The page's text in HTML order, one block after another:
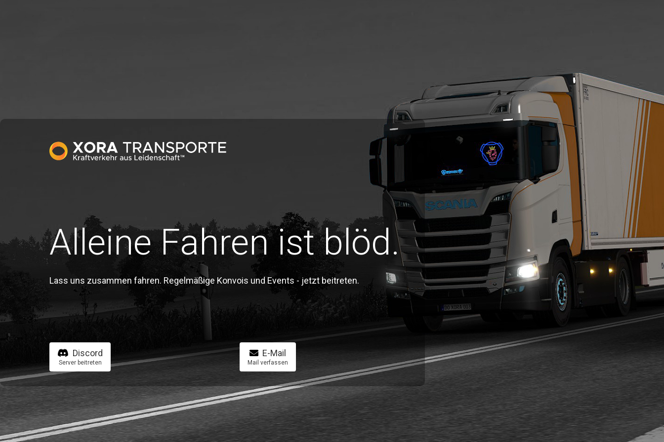
Alleine Fahren ist blöd.
Lass uns zusammen fahren. Regelmäßige Konvois und Events - jetzt beitreten.
Discord
Server beitreten
E-Mail
Mail verfassen